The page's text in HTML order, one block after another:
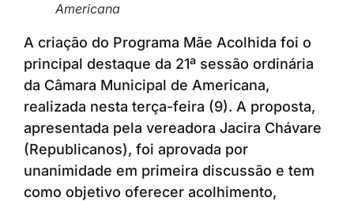
Americana
A criação do Programa Mãe Acolhida foi o
principal destaque da 21ª sessão ordinária
da Câmara Municipal de Americana,
realizada nesta terça-feira (9). A proposta,
apresentada pela vereadora Jacira Chávare
(Republicanos), foi aprovada por
unanimidade em primeira discussão e tem
como objetivo oferecer acolhimento,